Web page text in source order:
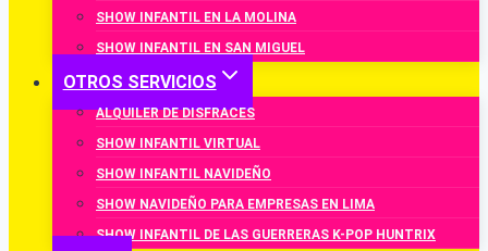
SHOW INFANTIL EN LA MOLINA
SHOW INFANTIL EN SAN MIGUEL
OTROS SERVICIOS
ALQUILER DE DISFRACES
SHOW INFANTIL VIRTUAL
SHOW INFANTIL NAVIDEÑO
SHOW NAVIDEÑO PARA EMPRESAS EN LIMA
SHOW INFANTIL DE LAS GUERRERAS K-POP HUNTRIX